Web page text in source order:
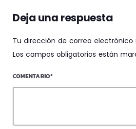
Deja una respuesta
Tu dirección de correo electrónico
Los campos obligatorios están
COMENTARIO*